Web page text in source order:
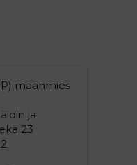
maanmies
ja
23